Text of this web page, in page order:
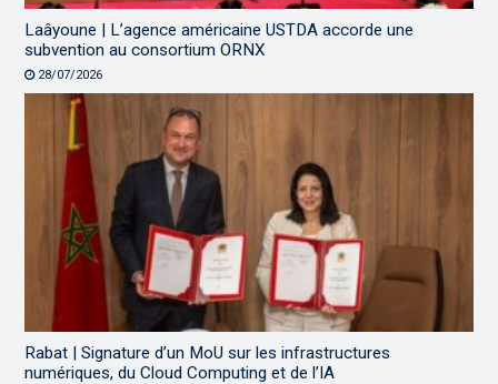
Laâyoune | L’agence américaine USTDA accorde une
subvention au consortium ORNX
28/07/2026
Rabat | Signature d’un MoU sur les infrastructures
numériques, du Cloud Computing et de l’IA